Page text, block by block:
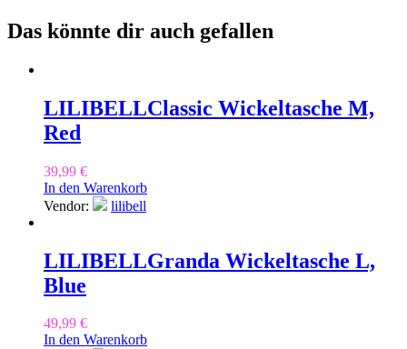
Das könnte dir auch gefallen
LILIBELLClassic Wickeltasche M,
Red
39,99 €
In den Warenkorb
Vendor:
lilibell
LILIBELLGranda Wickeltasche L,
Blue
49,99 €
In den Warenkorb